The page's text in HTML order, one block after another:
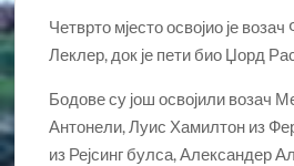
Четврто мјесто освојио је
Леклер, док је пети био Џорд
Бодове су још освојили возач
Антонели, Луис Хамилтон из
из Рејсинг булса, Александер